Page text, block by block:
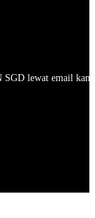
SGD lewat email